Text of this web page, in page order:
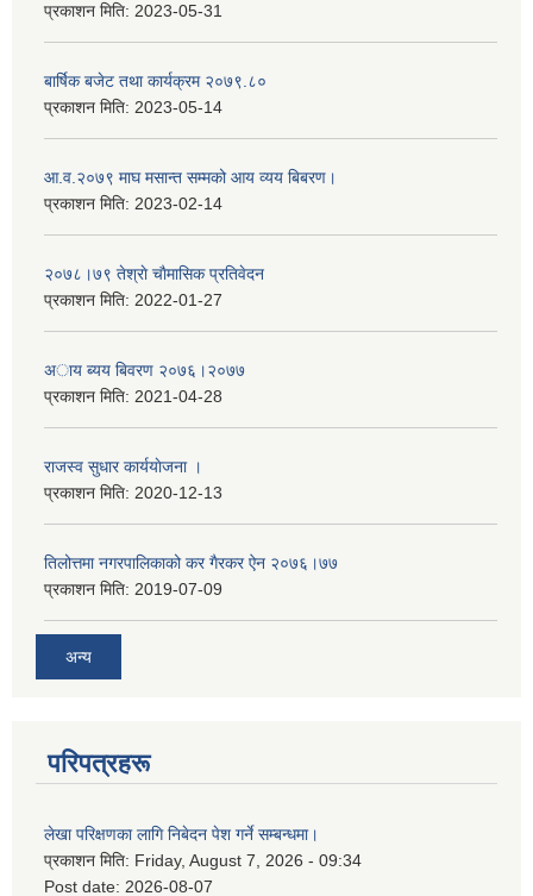
प्रकाशन मिति: 2023-05-31
बार्षिक बजेट तथा कार्यक्रम २०७९.८०
प्रकाशन मिति: 2023-05-14
आ.व.२०७९ माघ मसान्त सम्मको आय व्यय बिबरण।
प्रकाशन मिति: 2023-02-14
२०७८।७९ तेश्राे चाैमासिक प्रतिवेदन
प्रकाशन मिति: 2022-01-27
अाय ब्यय बिवरण २०७६।२०७७
प्रकाशन मिति: 2021-04-28
राजस्व सुधार कार्ययाेजना ।
प्रकाशन मिति: 2020-12-13
तिलोत्तमा नगरपालिकाको कर गैरकर ऐन २०७६।७७
प्रकाशन मिति: 2019-07-09
अन्य
परिपत्रहरू
लेखा परिक्षणका लागि निबेदन पेश गर्ने सम्बन्धमा।
प्रकाशन मिति: Friday, August 7, 2026 - 09:34
Post date: 2026-08-07